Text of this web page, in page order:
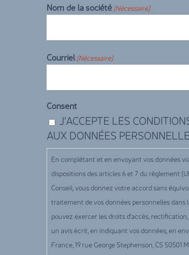
Nom de la société(Nécessaire)
Courriel(Nécessaire)
Consent
J’ACCEPTE LES
AUX DONNÉES
En complétant et en envoyant vos données
dispositions des articles 6 et 7 du règlement
Conseil, vous donnez votre accord sans
traitement de vos données personnelles
pouvez exercer les droits d'accès,
un avis écrit, en indiquant vos données, en
France, 19 rue George Stephenson, CS